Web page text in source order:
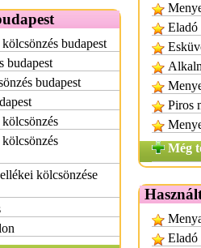
budapest
budapest
budapest
kölcsönzése
Eladó
Piros
Még
Eladó